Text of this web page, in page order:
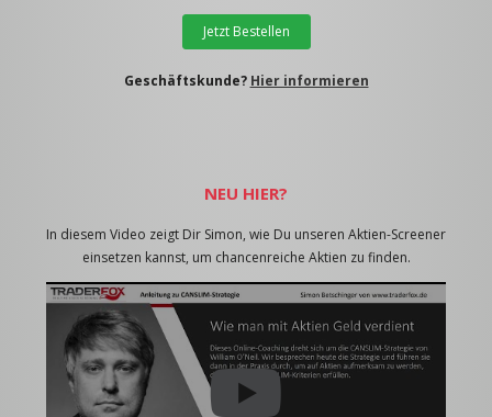
Jetzt Bestellen
Geschäftskunde? Hier informieren
NEU HIER?
In diesem Video zeigt Dir Simon, wie Du unseren Aktien-Screener
einsetzen kannst, um chancenreiche Aktien zu finden.